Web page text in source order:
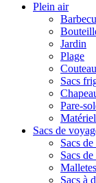
Plein air
Jardin
Plage
Sacs
Pare-
Sacs de
Sacs
Sacs
Sacs à